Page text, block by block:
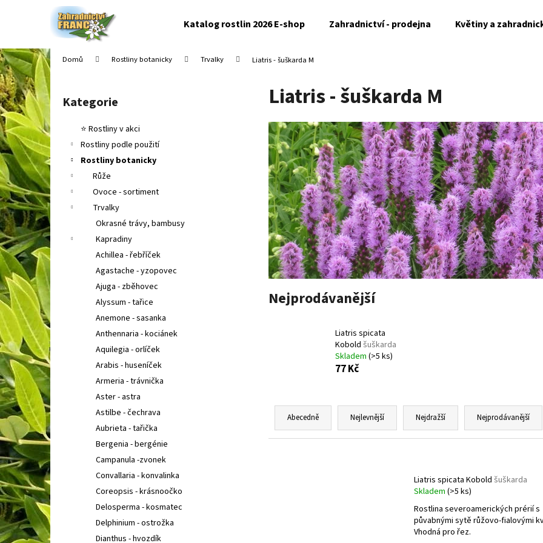
Katalog rostlin 2026 E-shop Zahradnictví - prodejna Květiny a
Domů Rostliny botanicky Trvalky Liatris - šuškarda M
P
o
s
t
r
a
n
n
í
p
a
n
e
l
Přeskočit
kategorie
Kategorie
⭐ Rostliny v akci
Rostliny podle použití
Rostliny botanicky
Růže
Ovoce - sortiment
Trvalky
Okrasné trávy, bambusy
Kapradiny
Achillea - řebříček
Agastache - yzopovec
Ajuga - zběhovec
Alyssum - tařice
Anemone - sasanka
Anthennaria - kociánek
Aquilegia - orlíček
Arabis - huseníček
Armeria - trávnička
Aster - astra
Astilbe - čechrava
Aubrieta - tařička
Bergenia - bergénie
Campanula -zvonek
Convallaria - konvalinka
Coreopsis - krásnoočko
Delosperma - kosmatec
Delphinium - ostrožka
Dianthus - hvozdík
Liatris - šuškarda M
Nejprodávanější
Liatris spicata
Kobold šuškarda
Skladem (>5 ks)
77 Kč
Ř
z
Abecedně Nejlevnější Nejdražší Nejprodávanější
Liatris spicata Kobold šuškarda
Skladem (>5 ks)
Rostlina severoamerických prérií s
půvabnými sytě růžovo-fialovými
Vhodná pro řez.
í
k
Zpět
do
obchodu
Zpět
do
obchodu
Co potřebujete najít?
Doporučujeme
IBERIS SEMPERVIRENS APPEN-ETZ
STÁLEZELENÁ, ŠTĚNIČNÍK
ECHINACEA PURPUREA MELLOW SCARLET
117 Kč
PHLOX